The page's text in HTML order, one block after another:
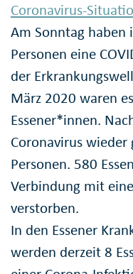
Coronavirus-
Am Sonntag haben
Personen eine
der
März 2020 waren
Essener*innen.
Coronavirus wieder
Personen. 580
Verbindung mit
verstorben.
In den Essener
werden derzeit 8